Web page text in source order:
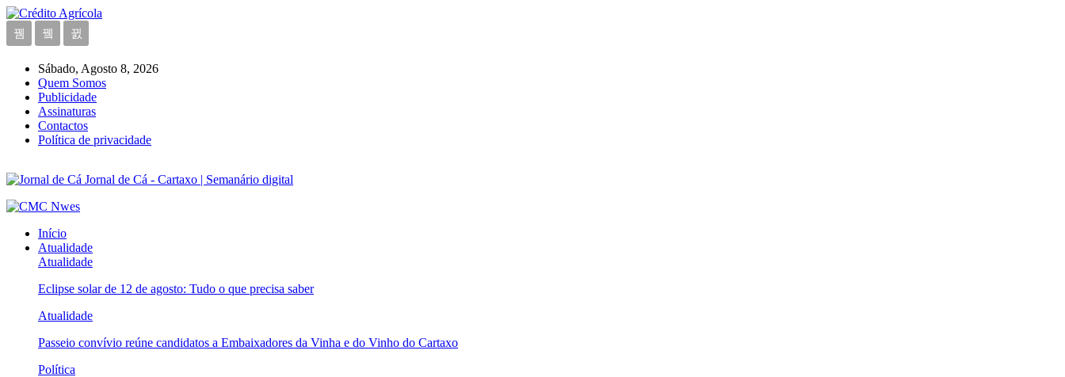
Sábado, Agosto 8, 2026
Quem Somos
Publicidade
Assinaturas
Contactos
Política de privacidade
Jornal de Cá - Cartaxo | Semanário digital
Início
Atualidade
Atualidade
Eclipse solar de 12 de agosto: Tudo o que precisa saber
Atualidade
Passeio convívio reúne candidatos a Embaixadores da Vinha e do Vinho do Cartaxo
Política